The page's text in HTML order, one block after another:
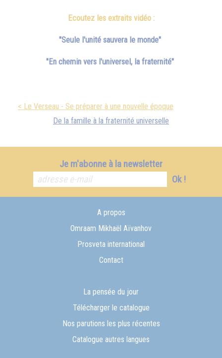
Ecoutez les extraits vidéo :
"Seule l'unité sauvera le monde"
"En chemin vers l'universel, la fraternité"
< Le Verseau - Se préparer à une nouvelle époque
De la famille à la fraternité universelle
Je m'abonne à la newsletter
Ok !
A propos
Omraam Mikhaël Aïvanhov
Prosveta international
Contact
La pensée du jour
Télécharger le catalogue
Nos parutions les plus récentes
Catalogue autres langues